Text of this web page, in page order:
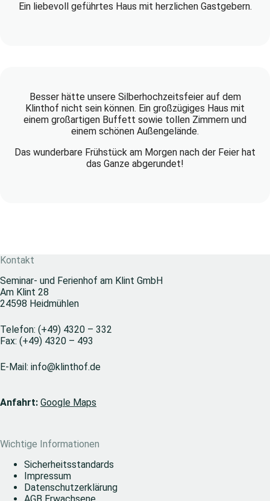
Ein liebevoll geführtes Haus mit herzlichen Gastgebern.
Besser hätte unsere Silberhochzeitsfeier auf dem
Klinthof nicht sein können. Ein großzügiges Haus mit
einem großartigen Buffett sowie tollen Zimmern und
einem schönen Außengelände.
Das wunderbare Frühstück am Morgen nach der Feier hat
das Ganze abgerundet!
Kontakt
Seminar- und Ferienhof am Klint GmbH
Am Klint 28
24598 Heidmühlen
Telefon: (+49) 4320 – 332
Fax: (+49) 4320 – 493
E-Mail: info@klinthof.de
Anfahrt: Google Maps
Wichtige Informationen
Sicherheitsstandards
Impressum
Datenschutzerklärung